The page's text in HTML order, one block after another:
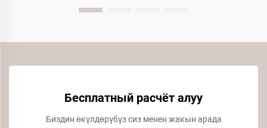
Бесплатный расчёт алуу
Биздин өкүлдөрүбүз сиз менен жакын арада